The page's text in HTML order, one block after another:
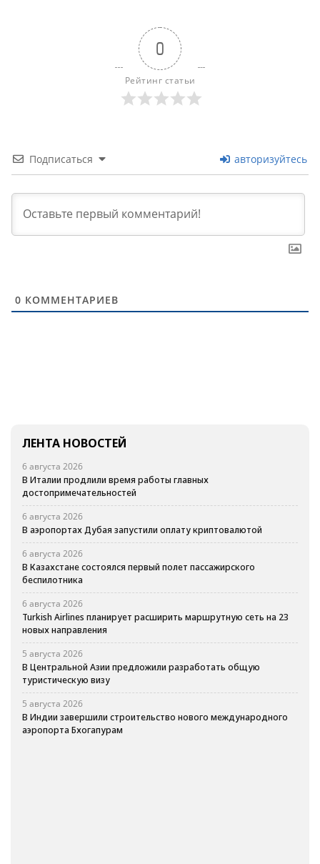
0
Рейтинг статьи
Подписаться авторизуйтесь
0 КОММЕНТАРИЕВ
ЛЕНТА НОВОСТЕЙ
6 августа 2026
В Италии продлили время работы главных
достопримечательностей
6 августа 2026
В аэропортах Дубая запустили оплату криптовалютой
6 августа 2026
В Казахстане состоялся первый полет пассажирского
беспилотника
6 августа 2026
Turkish Airlines планирует расширить маршрутную сеть на 23
новых направления
5 августа 2026
В Центральной Азии предложили разработать общую
туристическую визу
5 августа 2026
В Индии завершили строительство нового международного
аэропорта Бхогапурам